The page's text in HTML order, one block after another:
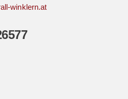
winklern.at